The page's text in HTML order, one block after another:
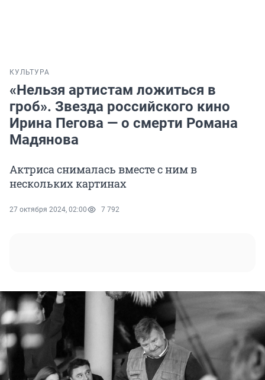
КУЛЬТУРА
«Нельзя артистам ложиться в
гроб». Звезда российского кино
Ирина Пегова — о смерти Романа
Мадянова
Актриса снималась вместе с ним в
нескольких картинах
27 октября 2024, 02:00 7 792